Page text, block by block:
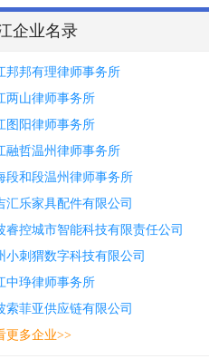
企业名录
邦邦有理律师事务所
两山律师事务所
图阳律师事务所
融哲温州律师事务所
段和段温州律师事务所
汇乐家具配件有限公司
睿控城市智能科技有限责任公司
小刺猬数字科技有限公司
中琤律师事务所
索菲亚供应链有限公司
更多企业>>